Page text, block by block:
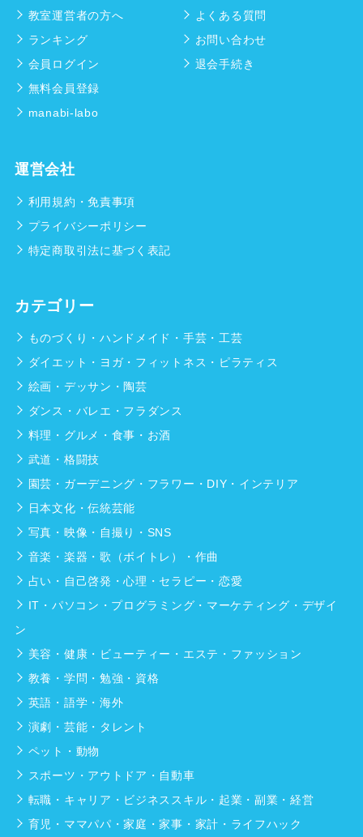
教室運営者の方へ
ランキング
会員ログイン
無料会員登録
manabi-labo
よくある質問
お問い合わせ
退会手続き
運営会社
利用規約・免責事項
プライバシーポリシー
特定商取引法に基づく表記
カテゴリー
ものづくり・ハンドメイド・手芸・工芸
ダイエット・ヨガ・フィットネス・ピラティス
絵画・デッサン・陶芸
ダンス・バレエ・フラダンス
料理・グルメ・食事・お酒
武道・格闘技
園芸・ガーデニング・フラワー・DIY・インテリア
日本文化・伝統芸能
写真・映像・自撮り・SNS
音楽・楽器・歌（ボイトレ）・作曲
占い・自己啓発・心理・セラピー・恋愛
IT・パソコン・プログラミング・マーケティング・デザイ
ン
美容・健康・ビューティー・エステ・ファッション
教養・学問・勉強・資格
英語・語学・海外
演劇・芸能・タレント
ペット・動物
スポーツ・アウトドア・自動車
転職・キャリア・ビジネススキル・起業・副業・経営
育児・ママパパ・家庭・家事・家計・ライフハック